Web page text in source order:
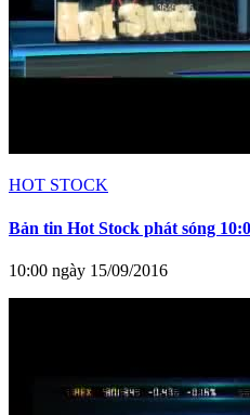
HOT STOCK
Bản tin Hot Stock phát sóng
10:00 ngày 15/09/2016